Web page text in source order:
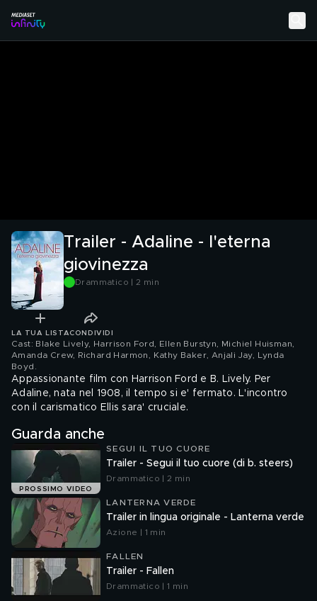
Trailer - Adaline - l'eterna
giovinezza
Drammatico | 2 min
LA TUA LISTACONDIVIDI
Cast: Blake Lively, Harrison Ford, Ellen Burstyn, Michiel Huisman,
Amanda Crew, Richard Harmon, Kathy Baker, Anjali Jay, Lynda
Boyd
Appassionante film con Harrison Ford e B. Lively. Per
Adaline, nata nel 1908, il tempo si e' fermato. L'incontro
con il carismatico Ellis sara' cruciale.
Guarda anche
PROSSIMO VIDEO
SEGUI IL TUO CUORE
Trailer - Segui il tuo cuore (di b. steers)
Drammatico | 2 min
LANTERNA VERDE
Trailer in lingua originale - Lanterna verde
Azione | 1 min
FALLEN
Trailer - Fallen
Drammatico | 1 min